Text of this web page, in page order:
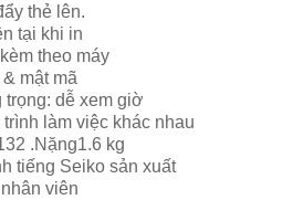
thẻ lên.
tại khi in
theo máy
mật mã
trọng: dễ xem giờ
làm việc khác nhau
.Nặng1.6 kg
tiếng Seiko sản xuất
viên